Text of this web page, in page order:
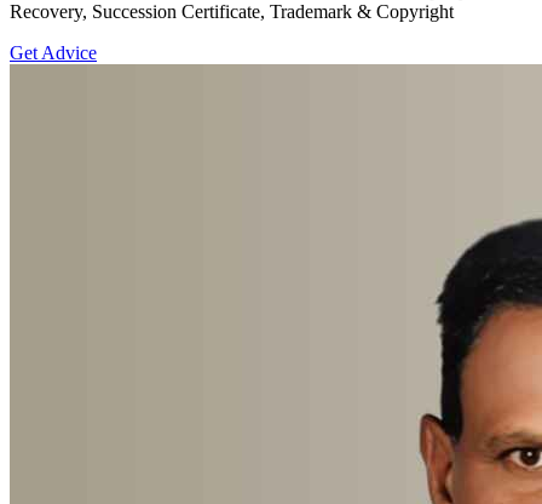
Recovery, Succession Certificate, Trademark & Copyright
Get Advice